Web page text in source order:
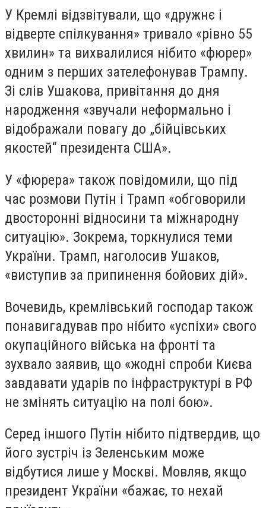
У Кремлі відзвітували, що «дружнє і
відверте спілкування» тривало «рівно 55
хвилин» та вихвалилися нібито «фюрер»
одним з перших зателефонував Трампу.
Зі слів Ушакова, привітання до дня
народження «звучали неформально і
відображали повагу до „бійцівських
якостей“ президента США».
У «фюрера» також повідомили, що під
час розмови Путін і Трамп «обговорили
двосторонні відносини та міжнародну
ситуацію». Зокрема, торкнулися теми
України. Трамп, наголосив Ушаков,
«виступив за припинення бойових дій».
Вочевидь, кремлівський господар також
понавигадував про нібито «успіхи» свого
окупаційного війська на фронті та
зухвало заявив, що «жодні спроби Києва
завдавати ударів по інфраструктурі в РФ
не змінять ситуацію на полі бою».
Серед іншого Путін нібито підтвердив, що
його зустріч із Зеленським може
відбутися лише у Москві. Мовляв, якщо
президент України «бажає, то нехай